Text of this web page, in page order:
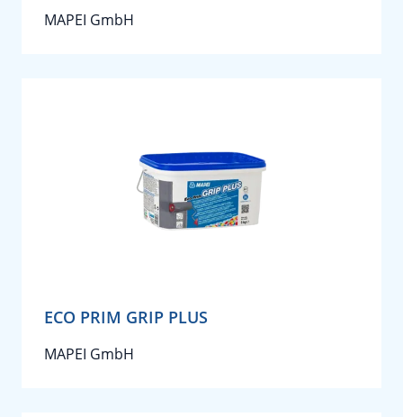
MAPEI GmbH
ECO PRIM GRIP PLUS
MAPEI GmbH